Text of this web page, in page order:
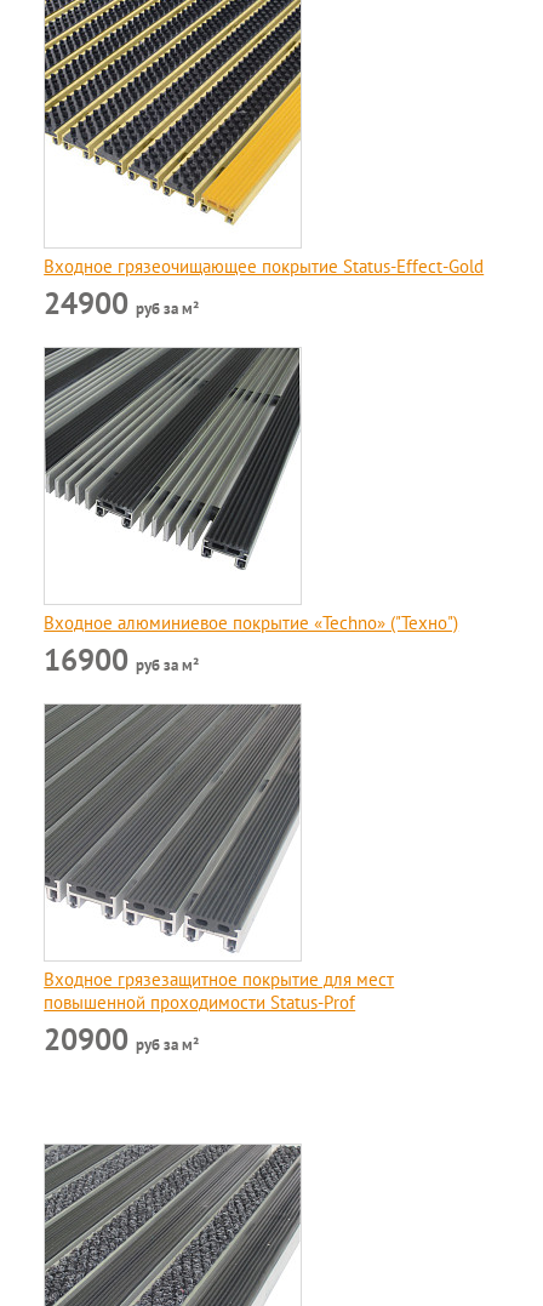
Входное грязеочищающее покрытие Status-Effect-Gold
24900руб за м²
Входное алюминиевое покрытие «Techno» ("Техно")
16900руб за м²
Входное грязезащитное покрытие для мест
повышенной проходимости Status-Prof
20900руб за м²